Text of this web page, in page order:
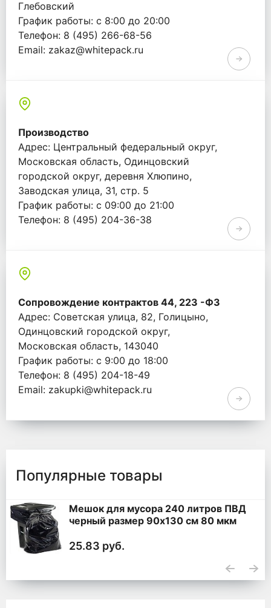
Глебовский
График работы: с 8:00 до 20:00
Телефон: 8 (495) 266-68-56
Email: zakaz@whitepack.ru
Производство
Адрес: Центральный федеральный округ,
Московская область, Одинцовский
городской округ, деревня Хлюпино,
Заводская улица, 31, стр. 5
График работы: с 09:00 до 21:00
Телефон: 8 (495) 204-36-38
Сопровождение контрактов 44, 223 -ФЗ
Адрес: Советская улица, 82, Голицыно,
Одинцовский городской округ,
Московская область, 143040
График работы: с 9:00 до 18:00
Телефон: 8 (495) 204-18-49
Email: zakupki@whitepack.ru
Популярные товары
Мешок для мусора 240 литров ПВД
черный размер 90x130 см 80 мкм
25.83 руб.